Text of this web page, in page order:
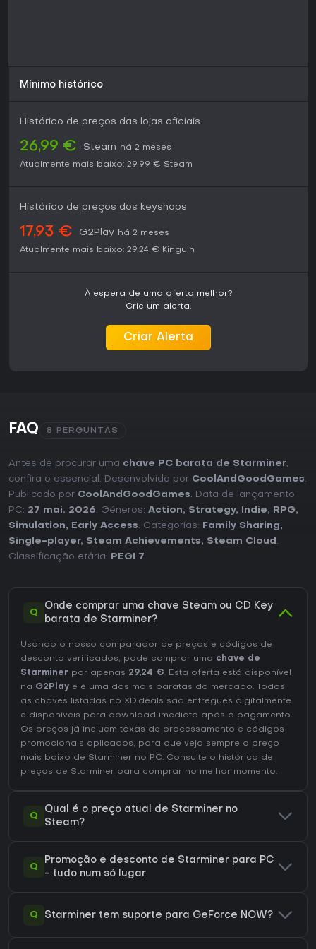
Mínimo histórico
Histórico de preços das lojas oficiais
26,99 € Steam
há 2 meses
Atualmente mais baixo: 29,99 € Steam
Histórico de preços dos keyshops
17,93 € G2Play há 2 meses
Atualmente mais baixo: 29,24 € Kinguin
À espera de uma oferta melhor?
Crie um alerta.
Criar Alerta
FAQ 8 PERGUNTAS
Antes de procurar uma chave PC barata de Starminer,
confira o essencial. Desenvolvido por CoolAndGoodGames.
Publicado por CoolAndGoodGames. Data de lançamento
PC: 27 mai. 2026. Géneros: Action, Strategy, Indie, RPG,
Simulation, Early Access. Categorias: Family Sharing,
Single-player, Steam Achievements, Steam Cloud .
Classificação etária:
PEGI 7.
Q
Onde comprar uma chave Steam ou CD Key
barata de Starminer?
Usando o nosso comparador de preços e códigos de
desconto verificados, pode comprar uma chave de
Starminer por apenas 29,24 €. Esta oferta está disponível
na G2Play e é uma das mais baratas do mercado. Todas
as chaves listadas no XD.deals são entregues digitalmente
e disponíveis para download imediato após o pagamento.
Os preços já incluem taxas de processamento e códigos
promocionais aplicados, para que veja sempre o preço
mais baixo de Starminer no PC. Consulte o histórico de
preços de Starminer para comprar no melhor momento.
Q
Qual é o preço atual de Starminer no
Steam?
Q
Promoção e desconto de Starminer para PC
- tudo num só lugar
Q Starminer tem suporte para GeForce NOW?